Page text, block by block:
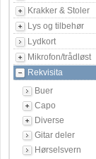
Krakker & Stoler
Lys og tilbehør
Lydkort
Mikrofon/trådløst
Rekvisita
Buer
Capo
Diverse
Gitar deler
Hørselsvern